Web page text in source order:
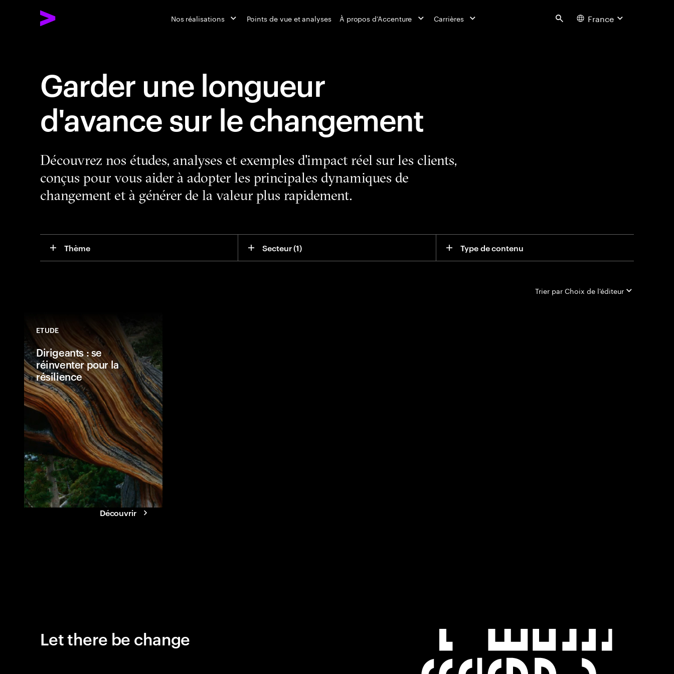
Nos réalisations Points de vue et analyses À propos d’Accenture Carrières Search France
Garder une longueur
d'avance sur le changement
Découvrez nos études, analyses et exemples d'impact réel sur les clients,
conçus pour vous aider à adopter les principales dynamiques de
changement et à générer de la valeur plus rapidement.
Thème Secteur (1) Type de contenu
Trier parChoix de l'éditeur
ETUDE
Dirigeants : se
réinventer pour la
résilience
Découvrir
Let there be change